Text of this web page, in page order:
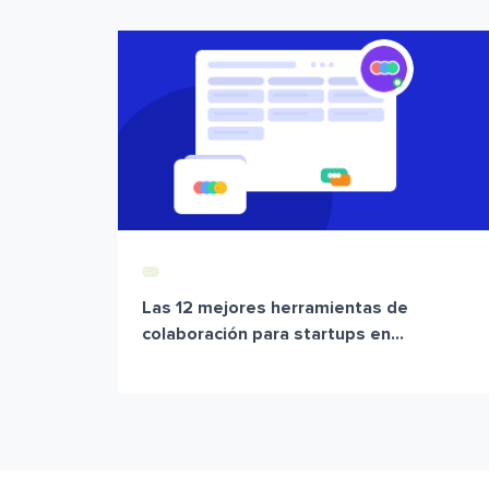
Las 12 mejores herramientas de
colaboración para startups en...